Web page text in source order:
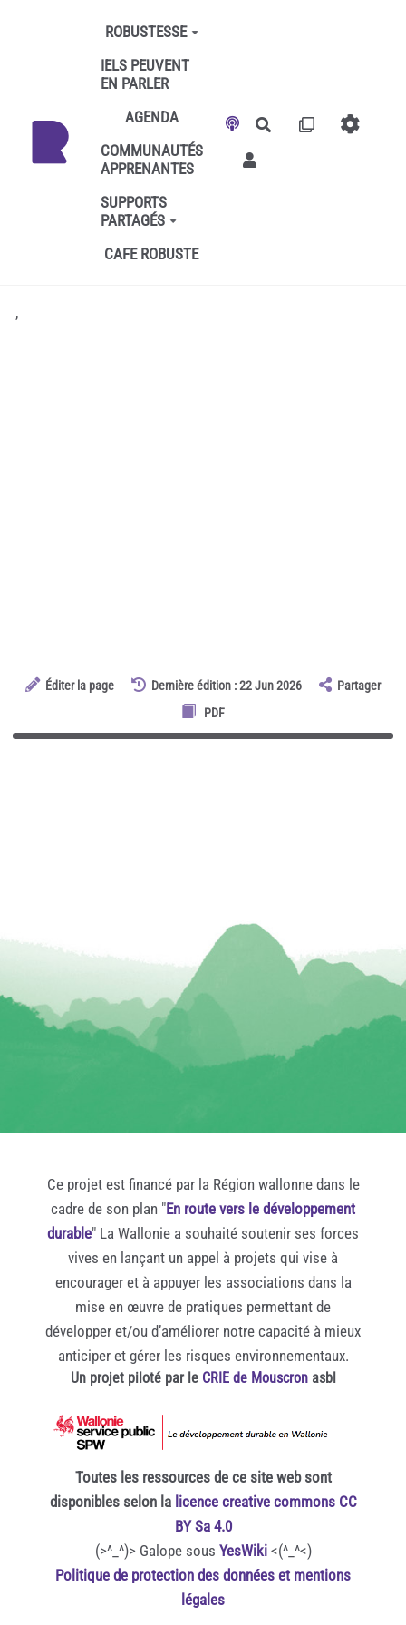
Aller au contenu principal
ROBUSTESSE
IELS PEUVENT
EN PARLER
AGENDA
COMMUNAUTÉS
APPRENANTES
SUPPORTS
PARTAGÉS
CAFE ROBUSTE
Rechercher
,
Éditer la page Dernière édition : 22 Jun 2026
Partager
PDF
Ce projet est financé par la Région wallonne dans le
cadre de son plan "En route vers le développement
durable" La Wallonie a souhaité soutenir ses forces
vives en lançant un appel à projets qui vise à
encourager et à appuyer les associations dans la
mise en œuvre de pratiques permettant de
développer et/ou d’améliorer notre capacité à mieux
anticiper et gérer les risques environnementaux.
Un projet piloté par le CRIE de Mouscronasbl
Toutes les ressources de ce site web sont
disponibles selon la licence creative commons CC
BY Sa 4.0
(>^_^)> Galope sous YesWiki<(^_^<)
Politique de protection des données et mentions
légales